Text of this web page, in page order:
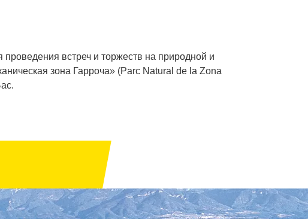
встреч и торжеств на природной и
зона Гарроча» (Parc Natural de la Zona